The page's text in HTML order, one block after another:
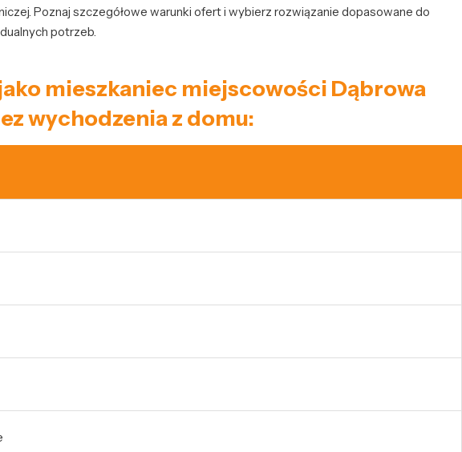
Poznaj szczegółowe warunki ofert i wybierz rozwiązanie dopasowane do
potrzeb.
mieszkaniec miejscowości Dąbrowa
wychodzenia z domu: